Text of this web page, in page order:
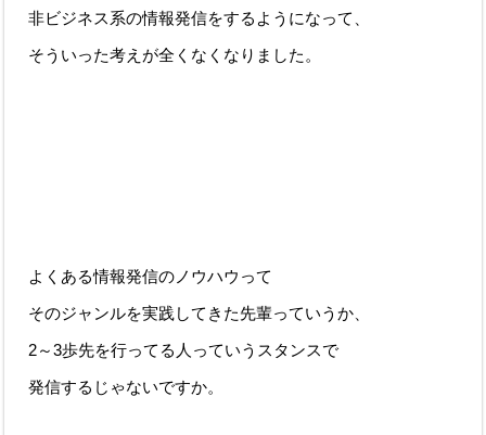
非ビジネス系の情報発信をするようになって、
そういった考えが全くなくなりました。
よくある情報発信のノウハウって
そのジャンルを実践してきた先輩っていうか、
2～3歩先を行ってる人っていうスタンスで
発信するじゃないですか。